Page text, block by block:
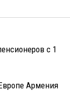
с 1
Армения